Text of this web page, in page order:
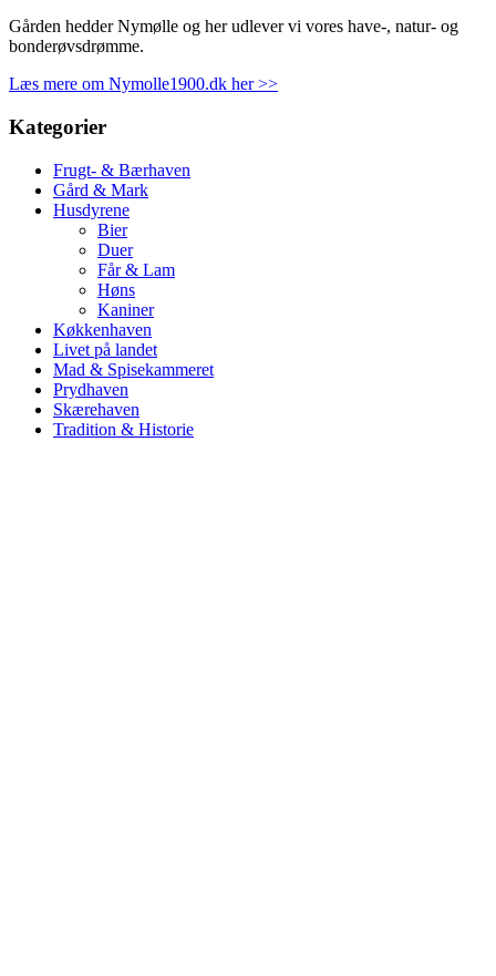
Gården hedder Nymølle og her udlever vi vores have-, natur- og
bonderøvsdrømme.
Læs mere om Nymolle1900.dk her >>
Kategorier
Frugt- & Bærhaven
Gård & Mark
Husdyrene
Bier
Duer
Får & Lam
Høns
Kaniner
Køkkenhaven
Livet på landet
Mad & Spisekammeret
Prydhaven
Skærehaven
Tradition & Historie